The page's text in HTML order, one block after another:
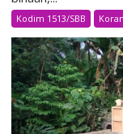
Kodim 1513/SBB